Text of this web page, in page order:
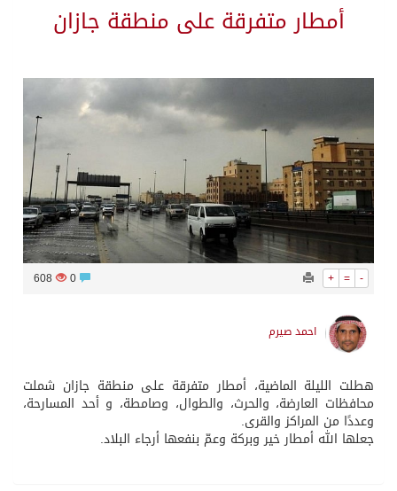
حالة الطقس المتوقعة اليوم في المملكة
جماعة الحوثي تعلن الحرب و اذرع طهران تخطط باعمال ارهابية واسعة تطال دول الشرق الاوسط
قمة سعودية – تركية – باكستانية في جدة
أمطار متفرقة على منطقة جازان
+ = -
608
احمد صيرم
هطلت الليلة الماضية، أمطار متفرقة على منطقة جازان شملت
محافظات العارضة، والحرث، والطوال، وصامطة، و أحد المسارحة،
وعددًا من المراكز والقرى.
جعلها الله أمطار خير وبركة وعمّ بنفعها أرجاء البلاد.